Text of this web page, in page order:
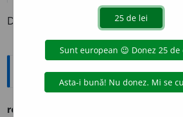
Definiția cu ID-ul 815748:
Explicative DEX
remarcabil